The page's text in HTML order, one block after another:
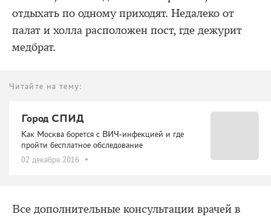
отдыхать по одному приходят. Недалеко от
палат и холла расположен пост, где дежурит
медбрат.
Читайте на тему:
Город СПИД
Как Москва борется с ВИЧ-инфекцией и где
пройти бесплатное обследование
02 декабря 2016
Все дополнительные консультации врачей в